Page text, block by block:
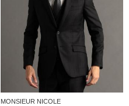
MONSIEUR NICOLE